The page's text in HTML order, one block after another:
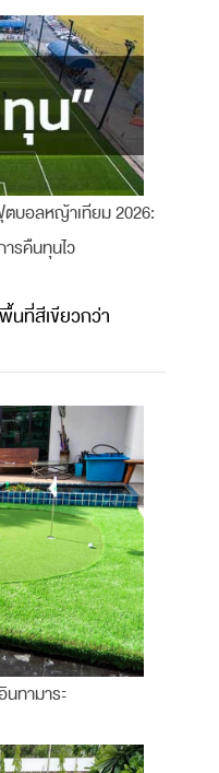
ตบอลหญ้าเทียม 2026:
ารคืนทุนไว
นที่สีเขียวกว่า
ทามาระ